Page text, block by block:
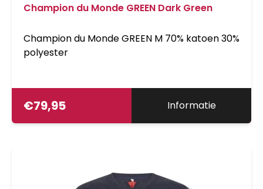
Champion du Monde GREEN Dark Green
Champion du Monde GREEN M 70% katoen 30%
polyester
€79,95 Informatie